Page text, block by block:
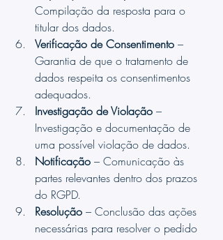
Compilação da resposta para o
titular dos dados.
Verificação de Consentimento –
Garantia de que o tratamento de
dados respeita os consentimentos
adequados.
Investigação de Violação –
Investigação e documentação de
uma possível violação de dados.
Notificação – Comunicação às
partes relevantes dentro dos prazos
do RGPD.
Resolução – Conclusão das ações
necessárias para resolver o pedido